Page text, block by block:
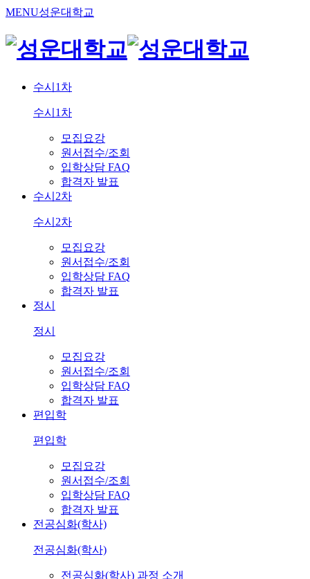
MENU성운대학교
수시1차
수시1차
모집요강
원서접수/조회
입학상담 FAQ
합격자 발표
수시2차
수시2차
모집요강
원서접수/조회
입학상담 FAQ
합격자 발표
정시
정시
모집요강
원서접수/조회
입학상담 FAQ
합격자 발표
편입학
편입학
모집요강
원서접수/조회
입학상담 FAQ
합격자 발표
전공심화(학사)
전공심화(학사)
전공심화(학사) 과정 소개